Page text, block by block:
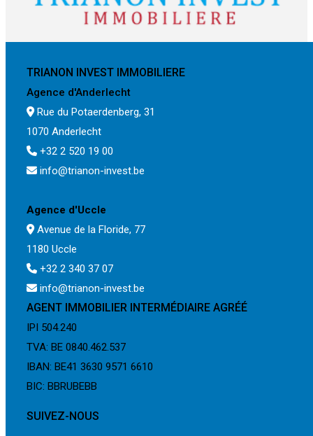
TRIANON INVEST IMMOBILIERE
Agence d'Anderlecht
Rue du Potaerdenberg, 31
1070 Anderlecht
+32 2 520 19 00
info@trianon-invest.be
Agence d'Uccle
Avenue de la Floride, 77
1180 Uccle
+32 2 340 37 07
info@trianon-invest.be
AGENT IMMOBILIER INTERMÉDIAIRE AGRÉÉ
IPI 504.240
TVA: BE 0840.462.537
IBAN: BE41 3630 9571 6610
BIC: BBRUBEBB
SUIVEZ-NOUS